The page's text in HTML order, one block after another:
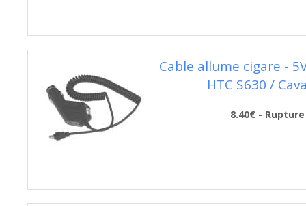
Cable allume cigare -
HTC S630 /
8.40€ - Rupture